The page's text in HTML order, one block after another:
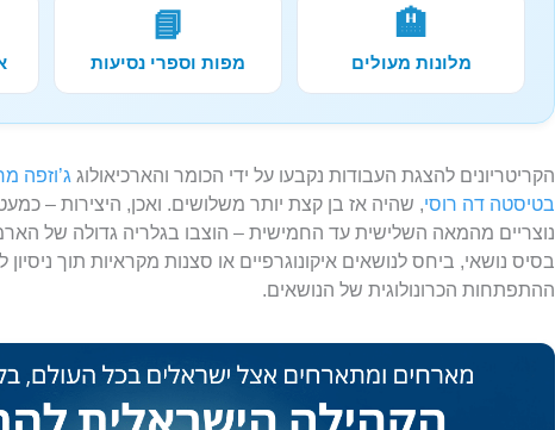
🏨
מלונות מעולים
📘
מפות וספרי נסיעות
הקריטריונים להצגת העבודות נקבעו על ידי הכומר והארכיאולוג ג’וזפה
בטיסטה דה רוסי, שהיה אז בן קצת יותר משלושים. ואכן, היצירות –
נוצריים מהמאה השלישית עד החמישית – הוצבו בגלריה גדולה של
בסיס נושאי, ביחס לנושאים איקונוגרפיים או סצנות מקראיות תוך
ההתפתחות הכרונולוגית של הנושאים.